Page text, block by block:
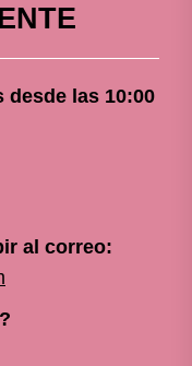
desde las 10:00
al correo: